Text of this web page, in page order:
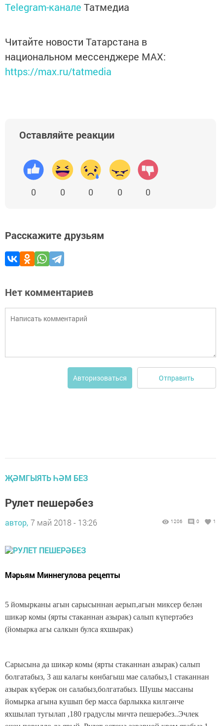
Telegram-канале Татмедиа
Читайте новости Татарстана в
национальном мессенджере MАХ:
https://max.ru/tatmedia
Оставляйте реакции
0 0 0 0 0
Расскажите друзьям
Нет комментариев
Авторизоваться Отправить
ҖӘМГЫЯТЬ ҺӘМ БЕЗ
Рулет пешерәбез
автор, 7 май 2018 - 13:26 1206 0 1
Мәрьям Миннегулова рецепты
5 йомырканы агын сарысыннан аерып,агын миксер белән
шикәр комы (ярты стаканнан азырак) салып күпертәбез
(йомырка агы салкын булса яхшырак)
Сарысына да шикәр комы (ярты стаканнан азырак) салып
болгатабыз, 3 аш калагы көнбагыш мае салабыз,1 стаканнан
азырак күберәк он салабыз,болгатабыз. Шушы массаны
йомырка агына кушып бер масса барлыкка килгәнче
яхшылап тугылап ,180 градуслы мичтә пешерәбез..Эчлек